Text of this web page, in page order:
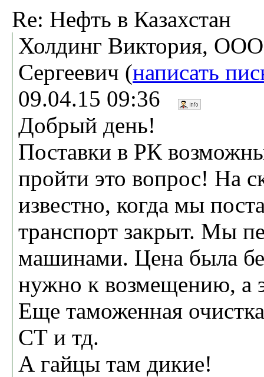
Re: Нефть в Казахстан
Холдинг Виктория,
Сергеевич (написать
09.04.15 09:36
Добрый день!
Поставки в РК
пройти это вопрос! На
известно, когда мы
транспорт закрыт. Мы
машинами. Цена была
нужно к возмещению, а
Еще таможенная
СТ и тд.
А гайцы там дикие!